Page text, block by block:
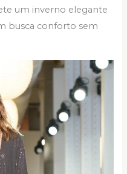
um inverno elegante
busca conforto sem